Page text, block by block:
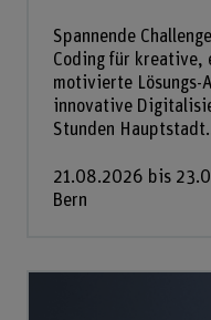
Spannende
Coding für kreative,
motivierte Lösungs-
innovative
Stunden
21.08.2026 bis
Bern